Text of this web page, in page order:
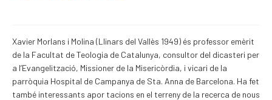
hijo
CONTACTO
Xavier Morlans i Molina (Llinars del Vallès 1949) és professor emèrit
de la Facultat de Teologia de Catalunya, consultor del dicasteri per
a l’Evangelització, Missioner de la Misericòrdia, i vicari de la
parròquia Hospital de Campanya de Sta. Anna de Barcelona. Ha fet
també interessants apor tacions en el terreny de la recerca de nous